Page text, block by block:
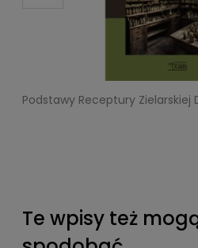
Podstawy Receptury Zielarskiej
Te wpisy też